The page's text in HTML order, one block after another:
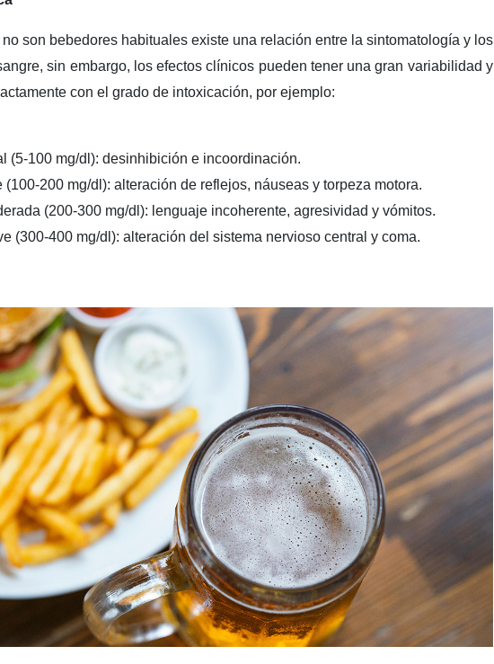
son bebedores habituales existe una relación entre la sintomatología y los
sin embargo, los efectos clínicos pueden tener una gran variabilidad y
con el grado de intoxicación, por ejemplo:
(5-100 mg/dl): desinhibición e incoordinación.
(100-200 mg/dl): alteración de reflejos, náuseas y torpeza motora.
(200-300 mg/dl): lenguaje incoherente, agresividad y vómitos.
(300-400 mg/dl): alteración del sistema nervioso central y coma.